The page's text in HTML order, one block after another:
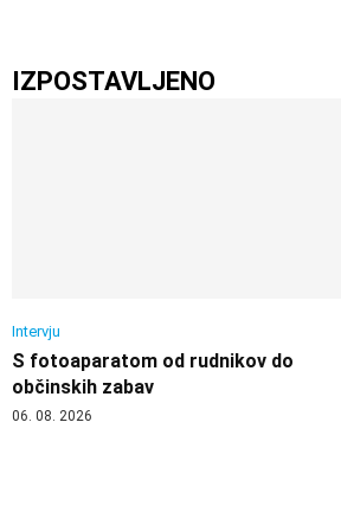
IZPOSTAVLJENO
Intervju
S fotoaparatom od rudnikov do
občinskih zabav
06. 08. 2026